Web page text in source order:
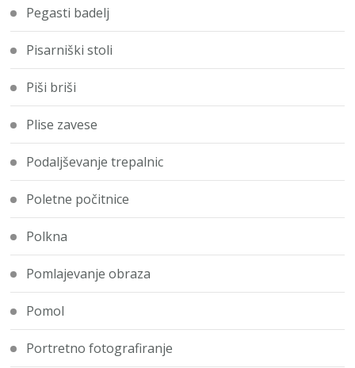
Pegasti badelj
Pisarniški stoli
Piši briši
Plise zavese
Podaljševanje trepalnic
Poletne počitnice
Polkna
Pomlajevanje obraza
Pomol
Portretno fotografiranje